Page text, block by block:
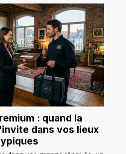
: quand la
dans vos lieux